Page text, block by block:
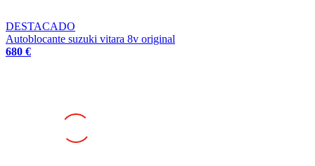
Autoblocante suzuki vitara 8v original
680 €